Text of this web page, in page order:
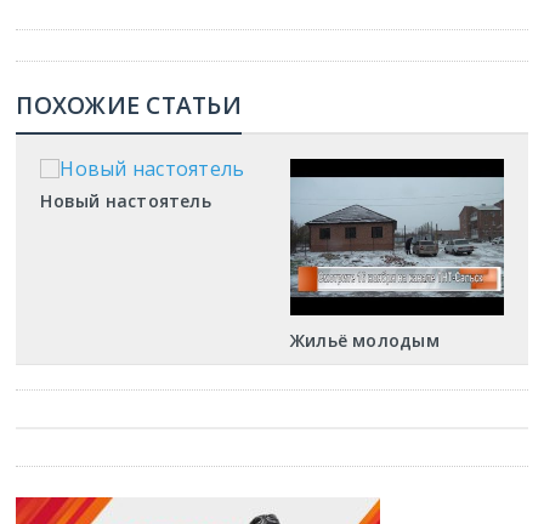
ПОХОЖИЕ СТАТЬИ
Новый настоятель
Жильё молодым